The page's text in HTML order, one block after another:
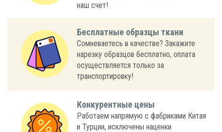
наш счет!
Бесплатные образцы ткани
Сомневаетесь в качестве? Закажите
нарезку образцов бесплатно, оплата
осуществляется только за
транспортировку!
Конкурентные цены
Работаем напрямую с фабриками Китая
и Турции, исключены наценки